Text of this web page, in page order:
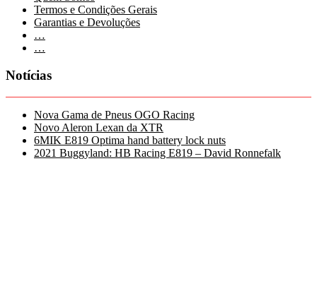
Termos e Condições Gerais
Garantias e Devoluções
…
…
Notícias
Nova Gama de Pneus OGO Racing
Novo Aleron Lexan da XTR
6MIK E819 Optima hand battery lock nuts
2021 Buggyland: HB Racing E819 – David Ronnefalk